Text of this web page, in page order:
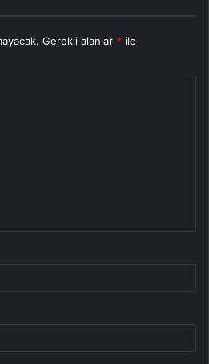
Gerekli alanlar * ile